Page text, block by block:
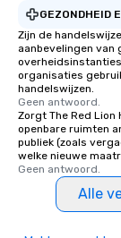
GEZONDHEID
Zijn de
aanbevelingen van
organisaties
handelswijzen.
Geen antwoord.
Zorgt The Red
openbare ruimten
publiek (zoals
welke nieuwe
Geen antwoord.
Alle